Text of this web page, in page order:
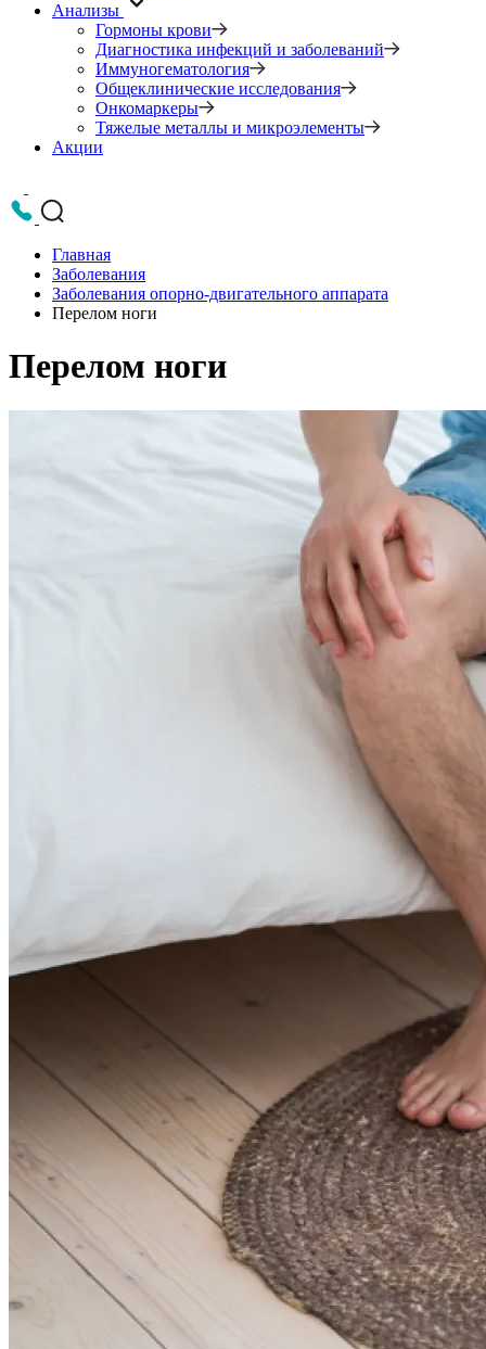
Анализы
Гормоны крови
Диагностика инфекций и заболеваний
Иммуногематология
Общеклинические исследования
Онкомаркеры
Тяжелые металлы и микроэлементы
Акции
Главная
Заболевания
Заболевания опорно-двигательного аппарата
Перелом ноги
Перелом ноги